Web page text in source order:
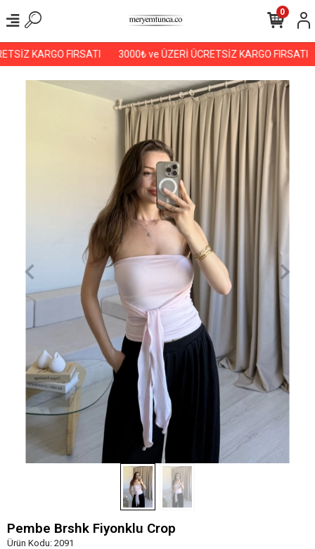
KARGO FIRSATI 3000₺ ve ÜZERİ ÜCRETSİZ KARGO FIRSATI
0
Pembe Brshk Fiyonklu Crop
Ürün Kodu: 2091